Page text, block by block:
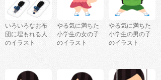
いろいろなお布
団に埋もれる人
のイラスト
やる気に満ちた
小学生の女の子
のイラスト
やる気に満ちた
小学生の男の子
のイラスト